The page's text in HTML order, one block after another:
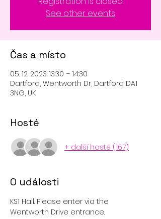
See other events
Čas a místo
05. 12. 2023 13:30 – 14:30
Dartford, Wentworth Dr, Dartford DA1
3NG, UK
Hosté
+ další hosté (167)
O události
KS1 Hall. Please enter via the
Wentworth Drive entrance.